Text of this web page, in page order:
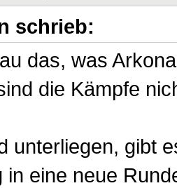
schrieb:
das, was
die Kämpfe
unterliegen, gibt
in eine neue